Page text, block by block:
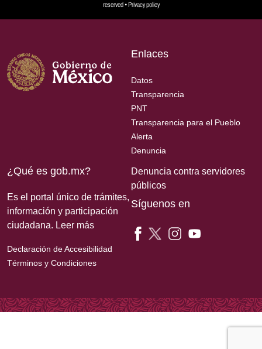
reserved •Privacy policy
Enlaces
Datos
Transparencia
PNT
Transparencia para el Pueblo
Alerta
Denuncia
¿Qué es gob.mx?
Es el portal único de trámites,
información y participación
ciudadana. Leer más
Declaración de Accesibilidad
Términos y Condiciones
Denuncia contra servidores
públicos
Síguenos en